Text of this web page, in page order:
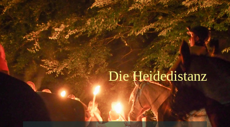
Die Heidedistanz